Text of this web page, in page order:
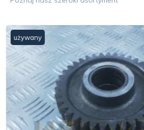
używany